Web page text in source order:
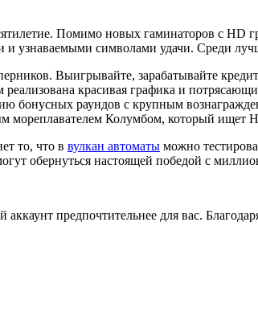
Помимо новых гаминаторов с HD
узнаваемыми символами удачи. Среди
Выигрывайте, зарабатывайте
красивая графика и
бонусных раундов с крупным
мореплавателем Колумбом, который ищет
то, что в вулкан автоматы можно
обернуться настоящей победой с
предпочтительнее для вас.